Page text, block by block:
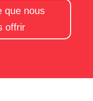
que nous
offrir